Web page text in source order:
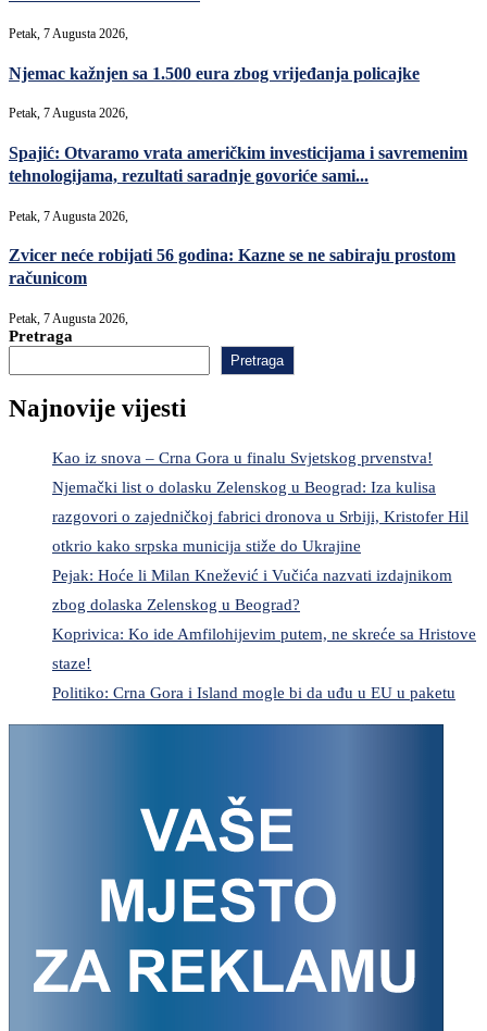
Petak, 7 Augusta 2026,
Njemac kažnjen sa 1.500 eura zbog vrijeđanja policajke
Petak, 7 Augusta 2026,
Spajić: Otvaramo vrata američkim investicijama i savremenim
tehnologijama, rezultati saradnje govoriće sami...
Petak, 7 Augusta 2026,
Zvicer neće robijati 56 godina: Kazne se ne sabiraju prostom
računicom
Petak, 7 Augusta 2026,
Pretraga
Pretraga
Najnovije vijesti
Kao iz snova – Crna Gora u finalu Svjetskog prvenstva!
Njemački list o dolasku Zelenskog u Beograd: Iza kulisa
razgovori o zajedničkoj fabrici dronova u Srbiji, Kristofer Hil
otkrio kako srpska municija stiže do Ukrajine
Pejak: Hoće li Milan Knežević i Vučića nazvati izdajnikom
zbog dolaska Zelenskog u Beograd?
Koprivica: Ko ide Amfilohijevim putem, ne skreće sa Hristove
staze!
Politiko: Crna Gora i Island mogle bi da uđu u EU u paketu